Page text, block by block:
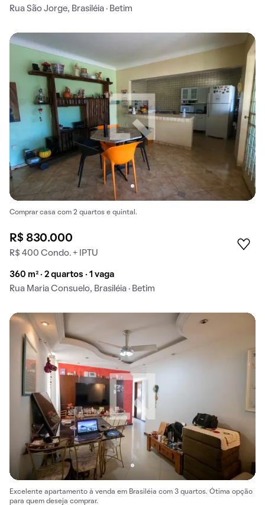
Rua São Jorge, Brasiléia · Betim
Comprar casa com 2 quartos e quintal.
R$ 830.000
R$ 400 Condo. + IPTU
360 m² · 2 quartos · 1 vaga
Rua Maria Consuelo, Brasiléia · Betim
Excelente apartamento à venda em Brasiléia com 3 quartos. Ótima opção
para quem deseja comprar.